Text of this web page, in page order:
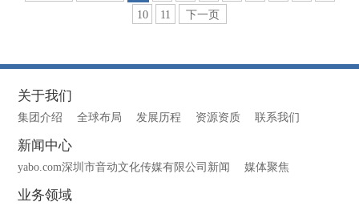
10
11 下一页
关于我们
集团介绍 全球布局 发展历程 资源资质 联系我们
新闻中心
yabo.com深圳市音动文化传媒有限公司新闻 媒体聚焦
业务领域